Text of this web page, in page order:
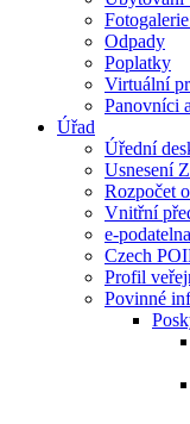
Odpady
Poplatky
Virtuální
Panovníci
Úřad
Úřední
Usnesení
Rozpočet
Vnitřní
e-podatelna
Czech
Profil
Povinné